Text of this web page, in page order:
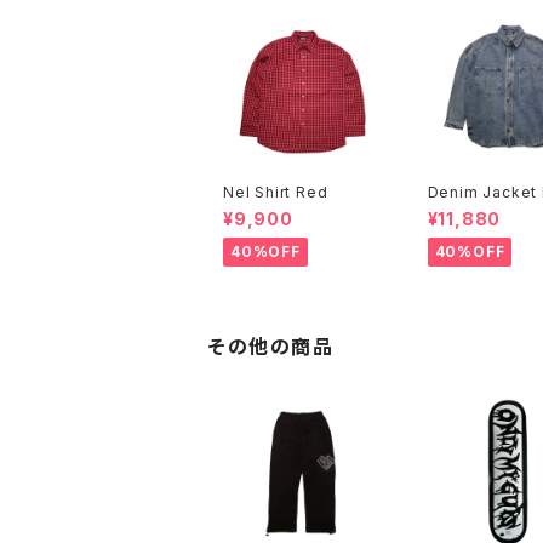
Nel Shirt Red
¥9,900
40%OFF
Denim Jacket
¥11,880
40%OFF
その他の商品